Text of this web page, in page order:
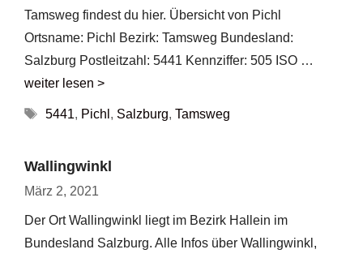
Tamsweg findest du hier. Übersicht von Pichl
Ortsname: Pichl Bezirk: Tamsweg Bundesland:
Salzburg Postleitzahl: 5441 Kennziffer: 505 ISO …
weiter lesen >
Schlagwörter
5441, Pichl , Salzburg, Tamsweg
Wallingwinkl
März 2, 2021
Der Ort Wallingwinkl liegt im Bezirk Hallein im
Bundesland Salzburg. Alle Infos über Wallingwinkl,